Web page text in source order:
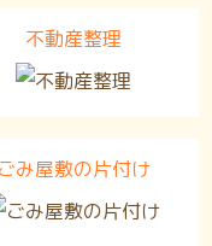
不動産整理
ごみ屋敷の片付け